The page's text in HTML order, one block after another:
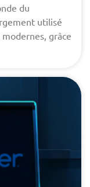
du
utilisé
grâce